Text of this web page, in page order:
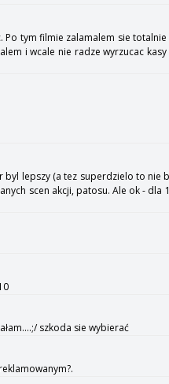
tym filmie zalamalem sie
i wcale nie radze wyrzucac
lepszy (a tez superdzielo to nie
scen akcji, patosu. Ale ok - dla
szkoda sie wybierać